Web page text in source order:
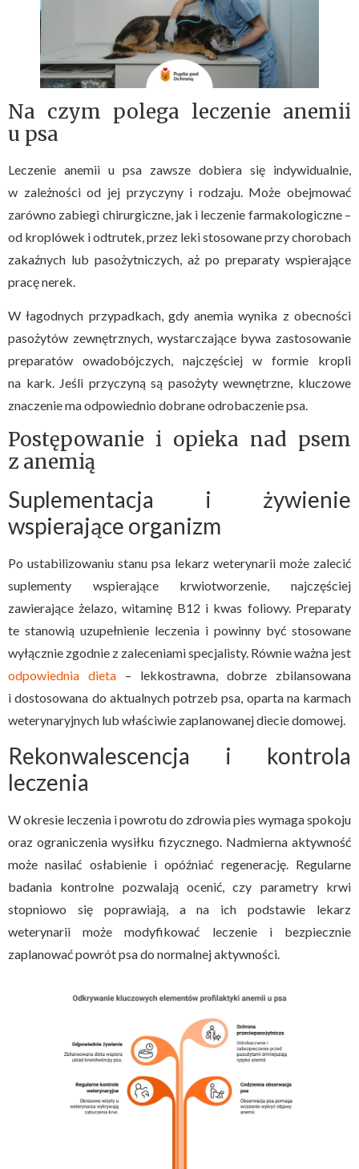
Na czym polega leczenie anemii
u psa
Leczenie anemii u psa zawsze dobiera się indywidualnie,
w zależności od jej przyczyny i rodzaju. Może obejmować
zarówno zabiegi chirurgiczne, jak i leczenie farmakologiczne –
od kroplówek i odtrutek, przez leki stosowane przy chorobach
zakaźnych lub pasożytniczych, aż po preparaty wspierające
pracę nerek.
W łagodnych przypadkach, gdy anemia wynika z obecności
pasożytów zewnętrznych, wystarczające bywa zastosowanie
preparatów owadobójczych, najczęściej w formie kropli
na kark. Jeśli przyczyną są pasożyty wewnętrzne, kluczowe
znaczenie ma odpowiednio dobrane odrobaczenie psa.
Postępowanie i opieka nad psem
z anemią
Suplementacja i żywienie
wspierające organizm
Po ustabilizowaniu stanu psa lekarz weterynarii może zalecić
suplementy wspierające krwiotworzenie, najczęściej
zawierające żelazo, witaminę B12 i kwas foliowy. Preparaty
te stanowią uzupełnienie leczenia i powinny być stosowane
wyłącznie zgodnie z zaleceniami specjalisty. Równie ważna jest
odpowiednia dieta – lekkostrawna, dobrze zbilansowana
i dostosowana do aktualnych potrzeb psa, oparta na karmach
weterynaryjnych lub właściwie zaplanowanej diecie domowej.
Rekonwalescencja i kontrola
leczenia
W okresie leczenia i powrotu do zdrowia pies wymaga spokoju
oraz ograniczenia wysiłku fizycznego. Nadmierna aktywność
może nasilać osłabienie i opóźniać regenerację. Regularne
badania kontrolne pozwalają ocenić, czy parametry krwi
stopniowo się poprawiają, a na ich podstawie lekarz
weterynarii może modyfikować leczenie i bezpiecznie
zaplanować powrót psa do normalnej aktywności.